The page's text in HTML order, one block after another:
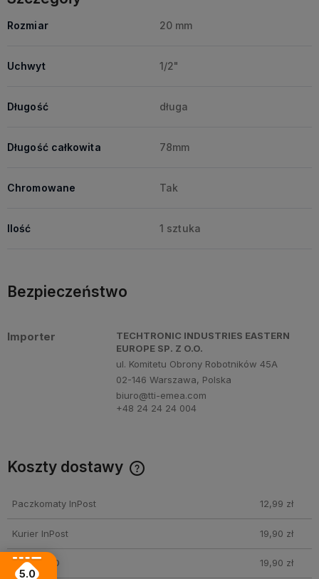
Rozmiar 20 mm
Uchwyt 1/2"
Długość długa
Długość całkowita 78mm
Chromowane Tak
Ilość 1 sztuka
Bezpieczeństwo
Importer
TECHTRONIC INDUSTRIES EASTERN
EUROPE SP. Z O.O.
ul. Komitetu Obrony Robotników 45A
02-146 Warszawa, Polska
biuro@tti-emea.com
+48 24 24 24 004
Koszty dostawy
Paczkomaty InPost 12,99 zł
Kurier InPost 19,90 zł
Kurier DPD 19,90 zł
5.0